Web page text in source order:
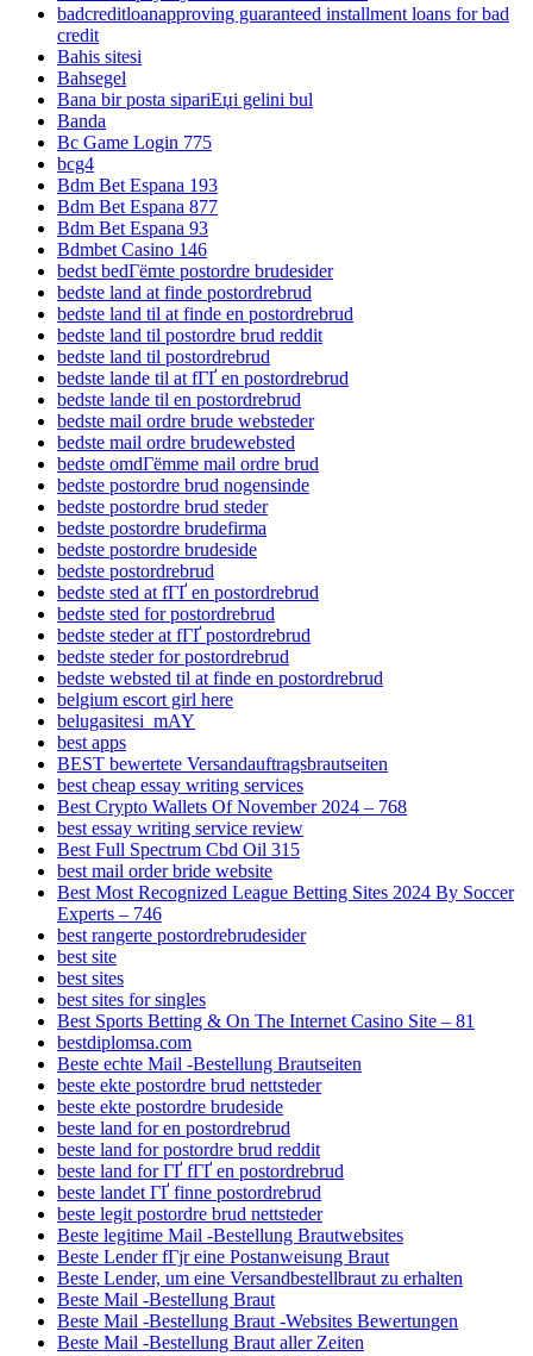
badcreditloanapproving guaranteed installment loans for bad
credit
Bahis sitesi
Bahsegel
Bana bir posta sipariЕџi gelini bul
Banda
Bc Game Login 775
bcg4
Bdm Bet Espana 193
Bdm Bet Espana 877
Bdm Bet Espana 93
Bdmbet Casino 146
bedst bedГёmte postordre brudesider
bedste land at finde postordrebrud
bedste land til at finde en postordrebrud
bedste land til postordre brud reddit
bedste land til postordrebrud
bedste lande til at fГҐ en postordrebrud
bedste lande til en postordrebrud
bedste mail ordre brude websteder
bedste mail ordre brudewebsted
bedste omdГёmme mail ordre brud
bedste postordre brud nogensinde
bedste postordre brud steder
bedste postordre brudefirma
bedste postordre brudeside
bedste postordrebrud
bedste sted at fГҐ en postordrebrud
bedste sted for postordrebrud
bedste steder at fГҐ postordrebrud
bedste steder for postordrebrud
bedste websted til at finde en postordrebrud
belgium escort girl here
belugasitesi_mAY
best apps
BEST bewertete Versandauftragsbrautseiten
best cheap essay writing services
Best Crypto Wallets Of November 2024 – 768
best essay writing service review
Best Full Spectrum Cbd Oil 315
best mail order bride website
Best Most Recognized League Betting Sites 2024 By Soccer
Experts – 746
best rangerte postordrebrudesider
best site
best sites
best sites for singles
Best Sports Betting & On The Internet Casino Site – 81
bestdiplomsa.com
Beste echte Mail -Bestellung Brautseiten
beste ekte postordre brud nettsteder
beste ekte postordre brudeside
beste land for en postordrebrud
beste land for postordre brud reddit
beste land for ГҐ fГҐ en postordrebrud
beste landet ГҐ finne postordrebrud
beste legit postordre brud nettsteder
Beste legitime Mail -Bestellung Brautwebsites
Beste Lender fГјr eine Postanweisung Braut
Beste Lender, um eine Versandbestellbraut zu erhalten
Beste Mail -Bestellung Braut
Beste Mail -Bestellung Braut -Websites Bewertungen
Beste Mail -Bestellung Braut aller Zeiten